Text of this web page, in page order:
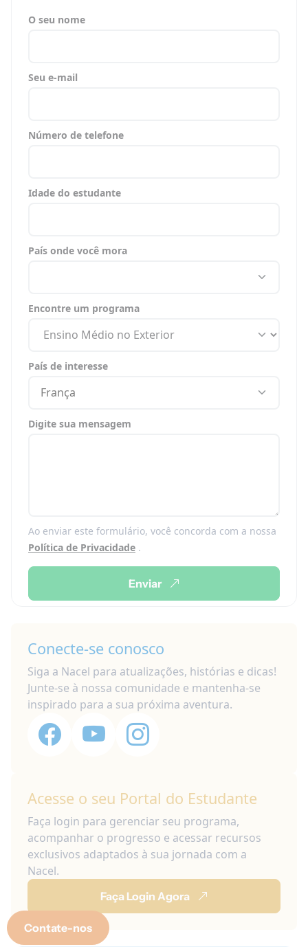
O seu nome
Seu e-mail
Número de telefone
Idade do estudante
País onde você mora
Encontre um programa
País de interesse
França
Digite sua mensagem
Ao enviar este formulário, você concorda com a nossa
Política de Privacidade .
Enviar
Conecte-se conosco
Siga a Nacel para atualizações, histórias e dicas!
Junte-se à nossa comunidade e mantenha-se
inspirado para a sua próxima aventura.
Acesse o seu Portal do Estudante
Faça login para gerenciar seu programa,
acompanhar o progresso e acessar recursos
exclusivos adaptados à sua jornada com a
Nacel.
Faça Login Agora
Contate-nos